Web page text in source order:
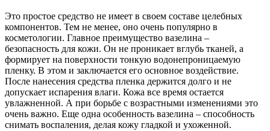
Это простое средство не имеет в своем составе целебных
компонентов. Тем не менее, оно очень популярно в
косметологии. Главное преимущество вазелина –
безопасность для кожи. Он не проникает вглубь тканей, а
формирует на поверхности тонкую водонепроницаемую
пленку. В этом и заключается его основное воздействие.
После нанесения средства пленка держится долго и не
допускает испарения влаги. Кожа все время остается
увлажненной. А при борьбе с возрастными изменениями это
очень важно. Еще одна особенность вазелина – способность
снимать воспаления, делая кожу гладкой и ухоженной.